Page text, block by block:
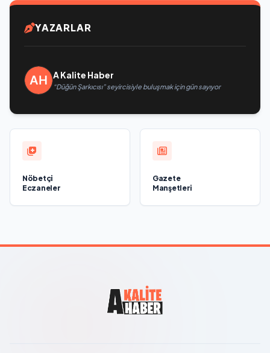
YAZARLAR
A Kalite Haber
“Düğün Şarkıcısı” seyircisiyle buluşmak için gün sayıyor
Nöbetçi
Eczaneler
Gazete
Manşetleri